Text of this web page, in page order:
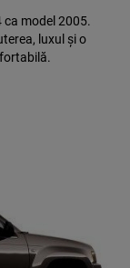
ca model 2005.
luxul și o